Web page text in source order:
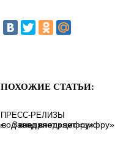
ПОХОЖИЕ СТАТЬИ:
ПРЕСС-РЕЛИЗЫ
Завод внедряет «цифру»